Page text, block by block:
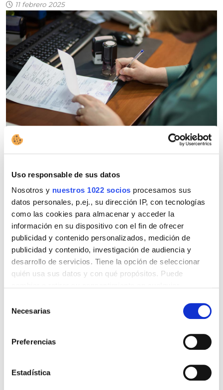
Uso responsable de sus datos
Nosotros y nuestros 1022 socios procesamos sus
datos personales, p.ej., su dirección IP, con tecnologías
como las cookies para almacenar y acceder la
información en su dispositivo con el fin de ofrecer
publicidad y contenido personalizados, medición de
publicidad y contenido, investigación de audiencia y
desarrollo de servicios. Tiene la opción de seleccionar
quién usa sus datos y con qué propósitos. Puede
el Menú de consentimiento.
Recopilar información sobre su ubicación
metros
Identificar su dispositivo analizándolo activamente
Necesarias
Preferencias
Estadística
11 febrero 2025
Shein
06 febrero 2025
¡Paquete en camino! Descubre los secretos de
04 febrero 2025